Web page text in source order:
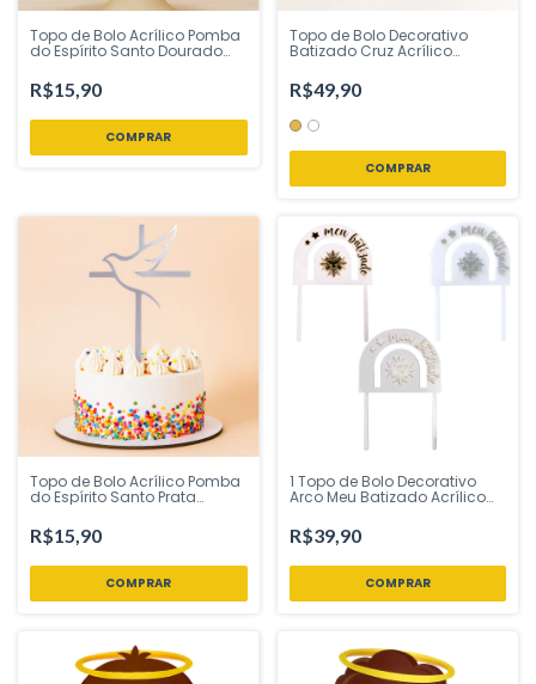
Topo de Bolo Acrílico Pomba
do Espírito Santo Dourado
Festas - Inspire sua Festa
Loja
R$15,90
Topo de Bolo Decorativo
Batizado Cruz Acrílico
Vivarte - Inspire sua Festa
Loja
R$49,90
COMPRAR
Topo de Bolo Acrílico Pomba
do Espírito Santo Prata
Festas - Inspire sua Festa
Loja
R$15,90
1 Topo de Bolo Decorativo
Arco Meu Batizado Acrílico
Festa Loja
R$39,90
COMPRAR